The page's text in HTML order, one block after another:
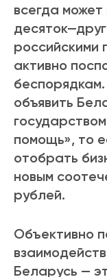
всегда может
десяток—
российскими
активно
объявить
помощь», то
отобрать
новым
рублей.
Объективно
взаи
Беларусь —